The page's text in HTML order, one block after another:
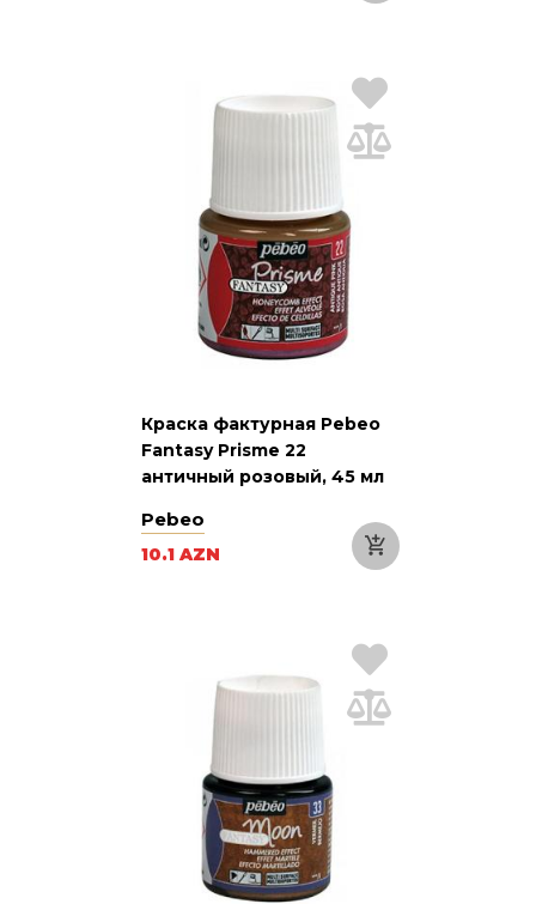
Краска фактурная Pebeo
Fantasy Prisme 22
античный розовый, 45 мл
Pebeo
10.1 AZN